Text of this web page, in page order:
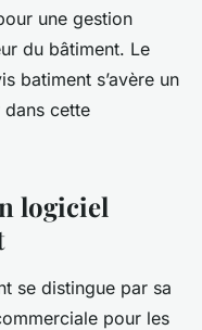
une gestion
du bâtiment. Le
batiment s’avère un
cette
logiciel
se distingue par sa
pour les